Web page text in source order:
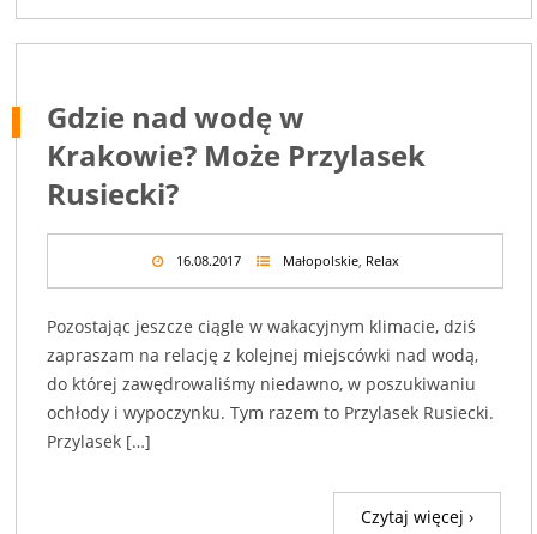
Gdzie nad wodę w
Krakowie? Może Przylasek
Rusiecki?
16.08.2017 Małopolskie, Relax
Pozostając jeszcze ciągle w wakacyjnym klimacie, dziś
zapraszam na relację z kolejnej miejscówki nad wodą,
do której zawędrowaliśmy niedawno, w poszukiwaniu
ochłody i wypoczynku. Tym razem to Przylasek Rusiecki.
Przylasek […]
Czytaj więcej ›